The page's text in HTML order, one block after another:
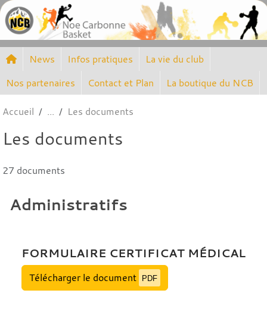
News Infos pratiques
La vie du club
Nos partenaires
Contact et Plan La boutique du NCB
Accueil Les documents
Les documents
27 documents
Administratifs
FORMULAIRE CERTIFICAT MÉDICAL
Télécharger le document PDF
Panneau de gestion des cookies